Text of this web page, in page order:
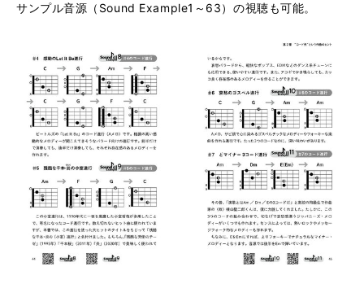
サンプル音源（Sound Example1～63）の視聴も可能。